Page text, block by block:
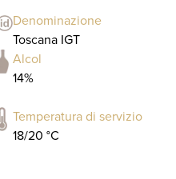
Denominazione
Toscana IGT
Alcol
14%
Temperatura di servizio
18/20 °C